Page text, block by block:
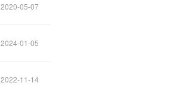
2020-05-07
2024-01-05
2022-11-14